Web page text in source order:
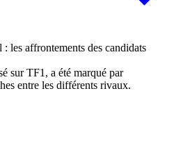
sur TF1, a été marqué par
entre les différents rivaux.